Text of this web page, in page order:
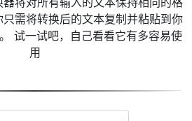
需将转换后的文本复制并粘贴到你
试一试吧，自己看看它有多容易使
用